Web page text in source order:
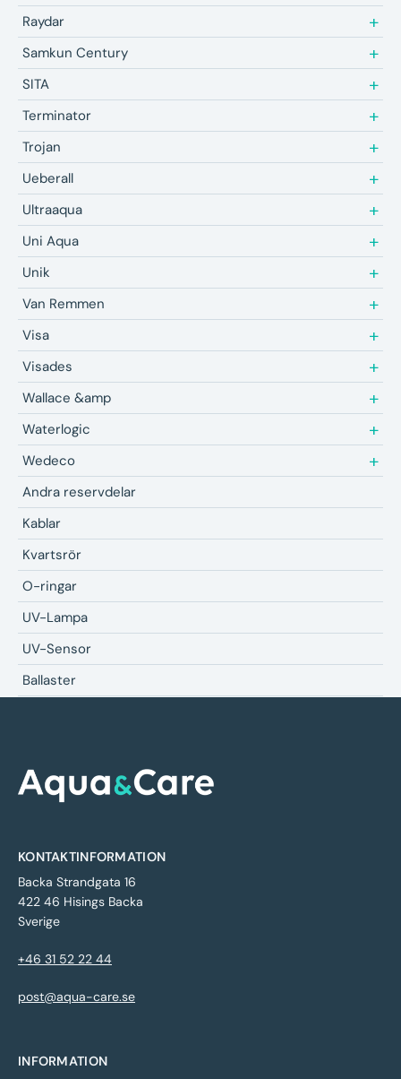
Andra reservdelar
Kablar
Kvartsrör
O-ringar
UV-Lampa
UV-Sensor
Ballaster
Raydar
Samkun Century
SITA
Terminator
Trojan
Ueberall
Ultraaqua
Uni Aqua
Unik
Van Remmen
Visa
Visades
Wallace &amp
Waterlogic
Wedeco
KONTAKTINFORMATION
Backa Strandgata 16
422 46 Hisings Backa
Sverige
+46 31 52 22 44
post@aqua-care.se
INFORMATION